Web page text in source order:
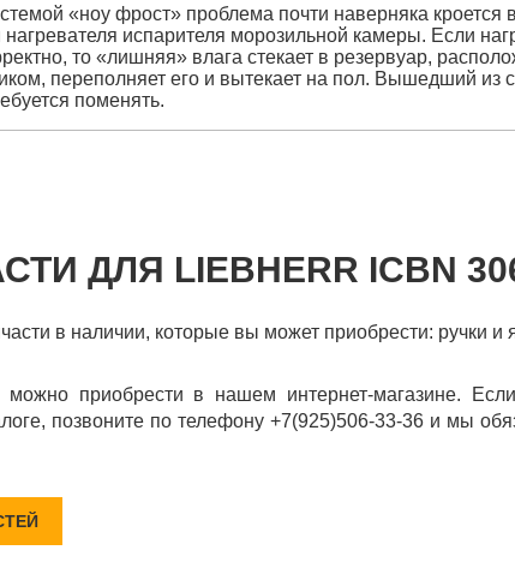
«ноу фрост» проблема почти наверняка кроется в
нагревателя испарителя морозильной камеры. Если
то «лишняя» влага стекает в резервуар,
переполняет его и вытекает на пол. Вышедший из
поменять.
ДЛЯ LIEBHERR ICBN
в наличии, которые вы может приобрести: ручки и
приобрести в нашем интернет-магазине.
позвоните по телефону +7(925)506-33-36 и мы